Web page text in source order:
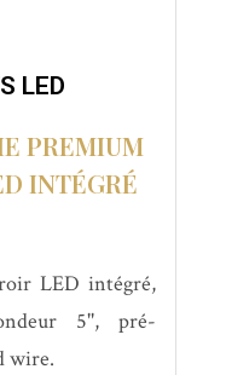
LED
PREMIUM
INTÉGRÉ
LED intégré,
5'', pré-
wire.